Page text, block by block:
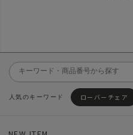
ローバーチェア